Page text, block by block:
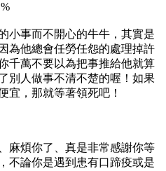
小事而不開心的牛牛，其實是
為他總會任勞任怨的處理掉許
千萬不要以為把事推給他就算
別人做事不清不楚的喔！如果
宜，那就等著領死吧！
麻煩你了、真是非常感謝你等
不論你是遇到患有口蹄疫或是